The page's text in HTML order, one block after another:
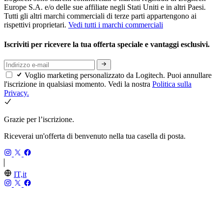
Europe S.A. e/o delle sue affiliate negli Stati Uniti e in altri Paesi.
Tutti gli altri marchi commerciali di terze parti appartengono ai
rispettivi proprietari. Vedi tutti i marchi commerciali
Iscriviti per ricevere la tua offerta speciale e vantaggi esclusivi.
Voglio marketing personalizzato da Logitech. Puoi annullare
l'iscrizione in qualsiasi momento. Vedi la nostra Politica sulla
Privacy.
Grazie per l’iscrizione.
Riceverai un'offerta di benvenuto nella tua casella di posta.
IT,it